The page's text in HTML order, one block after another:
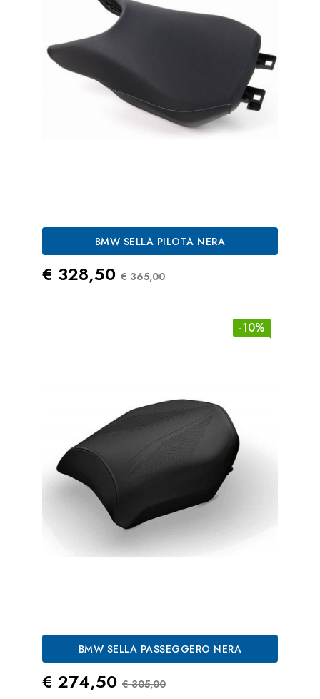
BMW SELLA PILOTA NERA
Prezzo
€ 328,50 Prezzo Standard
€ 365,00
-10%
BMW SELLA PASSEGGERO NERA
Prezzo
€ 274,50 Prezzo Standard
€ 305,00